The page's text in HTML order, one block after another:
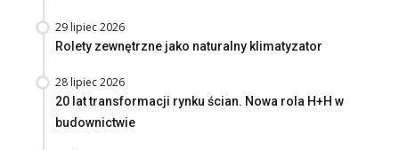
29 lipiec 2026
Rolety zewnętrzne jako naturalny klimatyzator
28 lipiec 2026
20 lat transformacji rynku ścian. Nowa rola H+H w
budownictwie